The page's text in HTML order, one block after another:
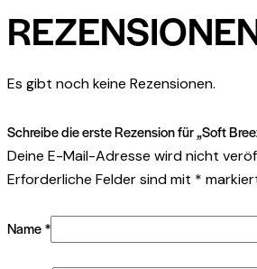
Es gibt noch keine Rezensionen.
Schreibe die erste Rezension für „Soft
Deine E-Mail-Adresse wird nicht
Erforderliche Felder sind mit *
Name*